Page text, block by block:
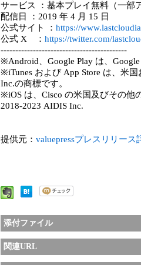
サービス ：基本プレイ無料（一部
配信日 ：2019 年 4 月 15 日
公式サイト ： https://
公式 X ： https://twitter.com/
-------------------------------------------
※Android、Google Play は、
※iTunes および App Store は、米
Inc.の商標です。
※iOS は、Cisco の米国及びその他
2018-2023 AIDIS Inc.
提供元： valuepressプレスリリース
添付ファイル
関連URL